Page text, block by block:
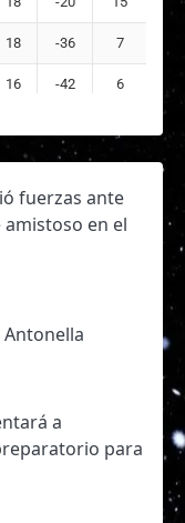
18 -36 7
16 -42 6
fuerzas ante
en el
Antonella
a
para